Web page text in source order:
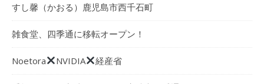
すし馨（かおる）鹿児島市西千石町
雑食堂、四季通に移転オープン！
Noetora NVIDIA 経産省